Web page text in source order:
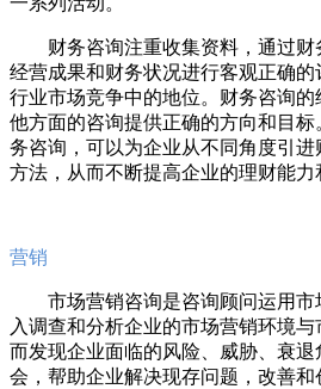
财务咨询注重收集资料，通过
经营成果和财务状况进行客观正确的
行业市场竞争中的地位。财务咨询
他方面的咨询提供正确的方向和目
务咨询，可以为企业从不同角度引
方法，从而不断提高企业的理财能力
营销
市场营销咨询是咨询顾问运用
入调查和分析企业的市场营销环境
而发现企业面临的风险、威胁、衰
会，帮助企业解决现存问题，改善